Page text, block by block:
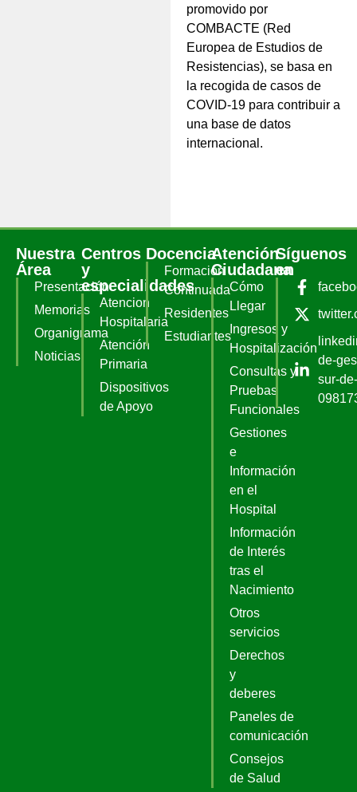
promovido por
COMBACTE (Red
Europea de Estudios de
Resistencias), se basa en
la recogida de casos de
COVID-19 para contribuir a
una base de datos
internacional.
Nuestra
Área
Presentación
Memorias
Organigrama
Noticias
Centros
y
especialidades
Atencion
Hospitalaria
Atención
Primaria
Dispositivos
de Apoyo
Docencia
Formación
Continuada
Residentes
Estudiantes
Atención
Ciudadana
Cómo
Llegar
Ingresos y
Hospitalización
Consultas y
Pruebas
Funcionales
Gestiones
e
Información
en el
Hospital
Información
de Interés
tras el
Nacimiento
Otros
servicios
Derechos
y
deberes
Paneles de
comunicación
Consejos
de Salud
Síguenos
en
de-
sur-